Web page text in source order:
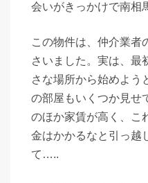
会いがきっかけで南相
この物件は、仲介業者
さいました。実は、最
さな場所から始めよう
の部屋もいくつか見せ
のほか家賃が高く、こ
金はかかるなと引っ越
て…..